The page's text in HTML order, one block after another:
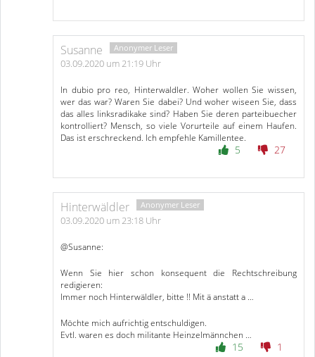
Susanne
03.09.2020 um 21:19 Uhr
In dubio pro reo, Hinterwaldler. Woher wollen Sie wissen,
wer das war? Waren Sie dabei? Und woher wiseen Sie, dass
das alles linksradikake sind? Haben Sie deren parteibuecher
kontrolliert? Mensch, so viele Vorurteile auf einem Haufen.
Das ist erschreckend. Ich empfehle Kamillentee.
5 27
Hinterwäldler
03.09.2020 um 23:18 Uhr
@Susanne:
Wenn Sie hier schon konsequent die Rechtschreibung
redigieren:
Immer noch Hinterwäldler, bitte !! Mit ä anstatt a …
Möchte mich aufrichtig entschuldigen.
Evtl. waren es doch militante Heinzelmännchen …
15 1